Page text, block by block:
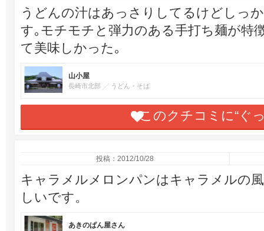
うどんの汁はあっさりしてるけどしっ
す｡モチモチと弾力のある手打ち麺が特
て美味しかった｡
山小屋
長崎市北部 うどん・そば
このクチコミに“ぐ
投稿：2012/10/28
キャラメルメロンパンはキャラメルの
しいです。
あきのぱん屋さん